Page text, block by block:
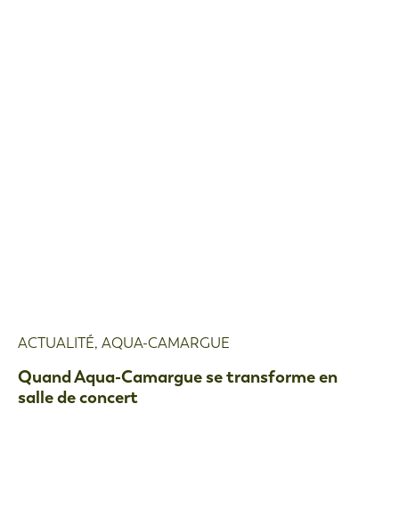
ACTUALITÉ, AQUA-CAMARGUE
Quand Aqua-Camargue se transforme en
salle de concert